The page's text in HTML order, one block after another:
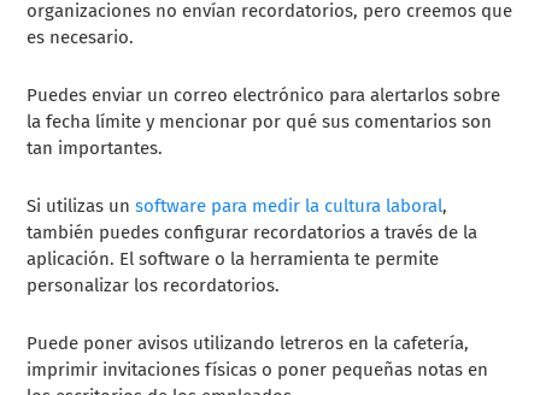
organizaciones no envían recordatorios, pero creemos que
es necesario.
Puedes enviar un correo electrónico para alertarlos sobre
la fecha límite y mencionar por qué sus comentarios son
tan importantes.
Si utilizas unsoftware para medir la cultura laboral,
también puedes configurar recordatorios a través de la
aplicación. El software o la herramienta te permite
personalizar los recordatorios.
Puede poner avisos utilizando letreros en la cafetería,
imprimir invitaciones físicas o poner pequeñas notas en